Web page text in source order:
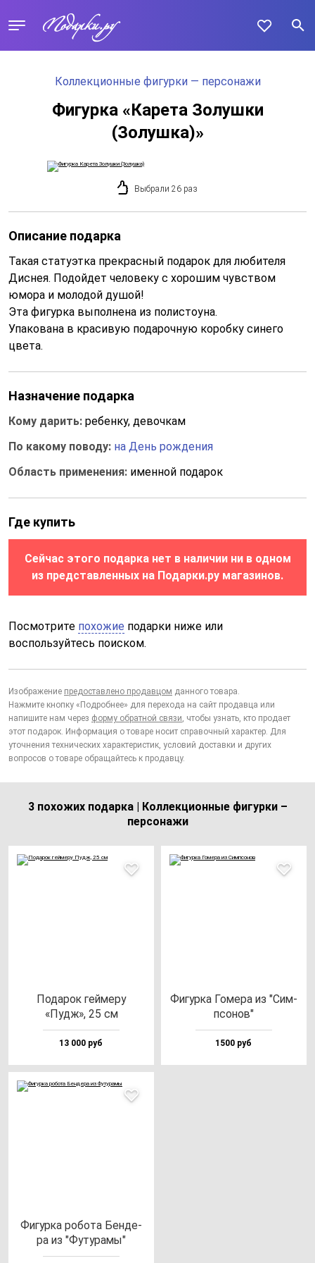
Коллекционные фигурки — персонажи
Фигурка «Карета Золушки
(Золушка)»
Выбрали 26 раз
Описание подарка
Такая статуэтка прекрасный подарок для любителя
Диснея. Подойдет человеку с хорошим чувством
юмора и молодой душой!
Эта фигурка выполнена из полистоуна.
Упакована в красивую подарочную коробку синего
цвета.
Назначение подарка
Кому дарить: ребенку, девочкам
По какому поводу: на День рождения
Область применения: именной подарок
Где купить
Сейчас этого подарка нет в наличии ни в одном
из представленных на Подарки.ру магазинов.
Посмотрите похожие подарки ниже или
воспользуйтесь поиском.
Изображение предоставлено продавцом данного товара.
Нажмите кнопку «Подробнее» для перехода на сайт продавца или
напишите нам через форму обратной связи, чтобы узнать, кто продает
этот подарок. Информация о товаре носит справочный характер. Для
уточнения технических характеристик, условий доставки и других
вопросов о товаре обращайтесь к продавцу.
3 похожих подарка | Коллекционные фигурки –
персонажи
Пода­рок гей­ме­ру
«Пудж», 25 см
13 000 руб
Фигур­ка Гоме­ра из "Сим­
псо­нов"
1500 руб
Фигур­ка ро­бо­та Бен­де­
ра из "Футу­ра­мы"